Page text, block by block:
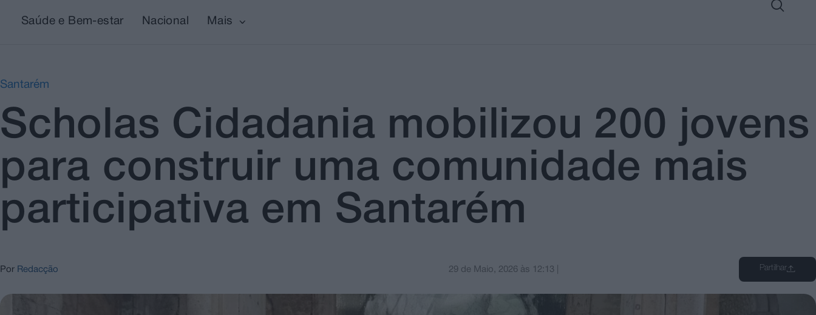
Saúde e Bem-estar Nacional Mais
Santarém
Scholas Cidadania mobilizou 200 jovens
para construir uma comunidade mais
participativa em Santarém
Por Redacção 29 de Maio, 2026 às 12:13 Partilhar